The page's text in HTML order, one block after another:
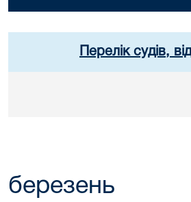
Перелік судів,
березень